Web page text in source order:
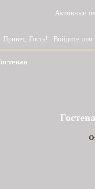
Активные
Привет, Гость! Войдите или